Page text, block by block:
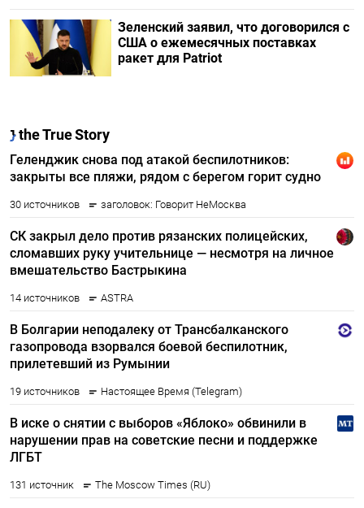
Зеленский заявил, что договорился с
США о ежемесячных поставках
ракет для Patriot